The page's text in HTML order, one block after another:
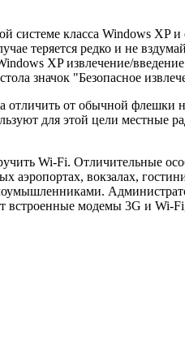
системе класса Windows XP
теряется редко и не
XP извлечение/
значок "Безопасное
отличить от обычной
для этой цели местные
Wi-Fi. Отличительные
аэропортах, вокзалах,
модемы 3G и Wi-Fi,